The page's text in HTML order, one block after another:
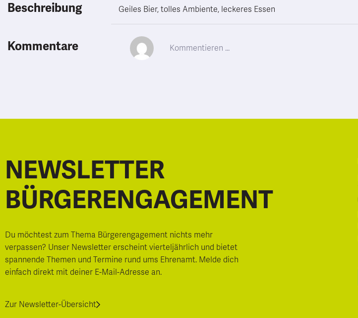
Beschreibung Geiles Bier, tolles Ambiente, leckeres Essen
Kommentare
NEWSLETTER
BÜRGERENGAGEMENT
Du möchtest zum Thema Bürgerengagement nichts mehr
verpassen? Unser Newsletter erscheint vierteljährlich und bietet
spannende Themen und Termine rund ums Ehrenamt. Melde dich
einfach direkt mit deiner E-Mail-Adresse an.
Zur Newsletter-Übersicht